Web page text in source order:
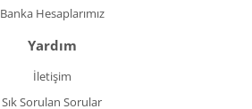
Banka Hesaplarımız
Yardım
İletişim
Sık Sorulan Sorular